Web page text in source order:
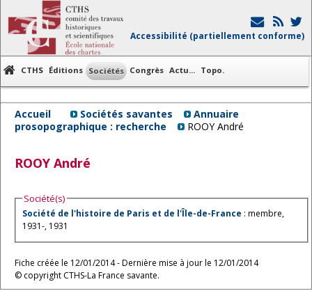
Accessibilité (partiellement conforme)
CTHS Éditions Sociétés Congrès Actu... Topo.
Accueil Sociétés savantes
Annuaire
prosopographique : recherche
ROOY André
ROOY André
Société(s)
Société de l'histoire de Paris et de l'Île-de-France : membre,
1931-, 1931
Fiche créée le 12/01/2014 - Dernière mise à jour le 12/01/2014
© copyright CTHS-La France savante.